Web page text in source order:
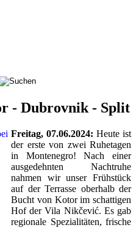
- Dubrovnik - Split
Freitag, 07.06.2024: Heute ist
der erste von zwei Ruhetagen
in Montenegro! Nach einer
ausgedehnten Nachtruhe
nahmen wir unser Frühstück
auf der Terrasse oberhalb der
Bucht von Kotor im schattigen
Hof der Vila Nikčević. Es gab
regionale Spezialitäten, frische